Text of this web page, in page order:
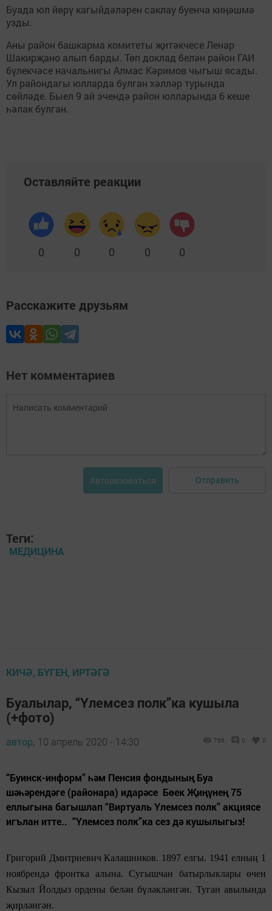
Буада юл йөрү кагыйдәләрен саклау буенча киңәшмә
узды.
Аны район башкарма комитеты җитәкчесе Ленар
Шакирҗано алып барды. Төп доклад белән район ГАИ
бүлекчәсе начальнигы Алмас Кәримов чыгыш ясады.
Ул райондагы юлларда булган хәлләр турында
сөйләде. Быел 9 ай эчендә район юлларында 6 кеше
һәлак булган.
Оставляйте реакции
0 0 0 0 0
Расскажите друзьям
Нет комментариев
Авторизоваться Отправить
Теги:
МЕДИЦИНА
КИЧӘ, БҮГЕН, ИРТӘГӘ
Буалылар, “Үлемсез полк”ка кушыла
(+фото)
автор, 10 апрель 2020 - 14:30 766 0 0
“Буинск-информ” һәм Пенсия фондының Буа
шәһәрендәге (районара) идарәсе Бөек Җиңүнең 75
еллыгына багышлап “Виртуаль Үлемсез полк” акциясе
игълан итте.. “Үлемсез полк”ка сез дә кушылыгыз!
Григорий Дмитриевич Калашников. 1897 елгы. 1941 елның 1
ноябрендә фронтка алына. Сугышчан батырлыклары өчен
Кызыл Йолдыз ордены белән бүләкләнгән. Туган авылында
җирләнгән.